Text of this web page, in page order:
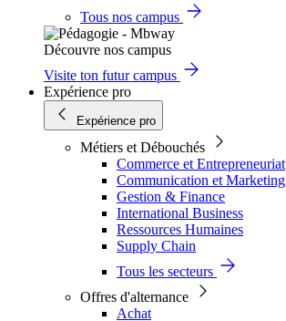
Tous nos campus
Découvre nos campus
Visite ton futur campus
Expérience pro
Expérience pro
Métiers et Débouchés
Commerce et Entrepreneuriat
Communication et Marketing
Gestion & Finance
International Business
Ressources Humaines
Supply Chain
Tous les secteurs
Offres d'alternance
Achat